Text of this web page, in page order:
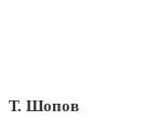
Т. Шопов